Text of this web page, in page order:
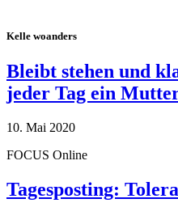
Kelle woanders
Bleibt stehen und
jeder Tag ein
10. Mai 2020
FOCUS Online
Tagesposting: